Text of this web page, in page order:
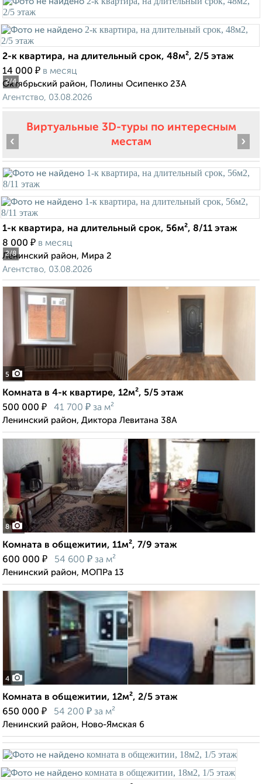
2/4
2-к квартира, на длительный срок, 48м², 2/5 этаж
14 000 ₽ в месяц
Октябрьский район, Полины Осипенко 23А
Агентство, 03.08.2026
Виртуальные 3D-туры по интересным
местам
2/8
‹ ›
1-к квартира, на длительный срок, 56м², 8/11 этаж
8 000 ₽ в месяц
Ленинский район, Мира 2
Агентство, 03.08.2026
5
Комната в 4-к квартире, 12м², 5/5 этаж
500 000 ₽ 41 700 ₽ за м²
Ленинский район, Диктора Левитана 38А
8
Комната в общежитии, 11м², 7/9 этаж
600 000 ₽ 54 600 ₽ за м²
Ленинский район, МОПРа 13
4
Комната в общежитии, 12м², 2/5 этаж
650 000 ₽ 54 200 ₽ за м²
Ленинский район, Ново-Ямская 6